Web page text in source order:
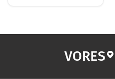
VORES